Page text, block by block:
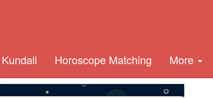
Horoscope Matching More